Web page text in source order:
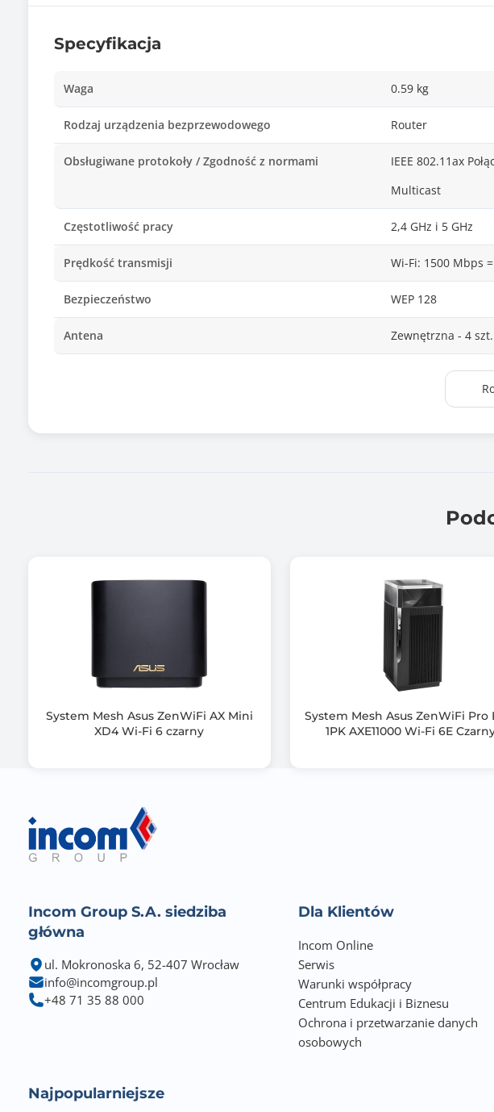
Specyfikacja
Waga 0.59 kg
Rodzaj urządzenia bezprzewodowego Router
Obsługiwane protokoły / Zgodność z normami
IEEE 802.11ax
Multicast
Częstotliwość pracy 2,4 GHz i 5 GHz
Prędkość transmisji Wi-Fi: 1500 Mbps
Bezpieczeństwo WEP 128
Antena Zewnętrzna - 4 szt.
Strefa gości / Sieć
3x 10M/100M/1G
Nie
Zawiera baterię / akumulator Nie
zwiększenia
System Mesh Asus ZenWiFi AX Mini
XD4 Wi-Fi 6 czarny
System Mesh Asus ZenWiFi Pro
1PK AXE11000 Wi-Fi 6E
Incom Group S.A. siedziba
główna
ul. Mokronoska 6, 52-407 Wrocław
info@incomgroup.pl
+48 71 35 88 000
Dla Klientów
Incom Online
Serwis
Warunki współpracy
Centrum Edukacji i Biznesu
Ochrona i przetwarzanie danych
osobowych
Najpopularniejsze